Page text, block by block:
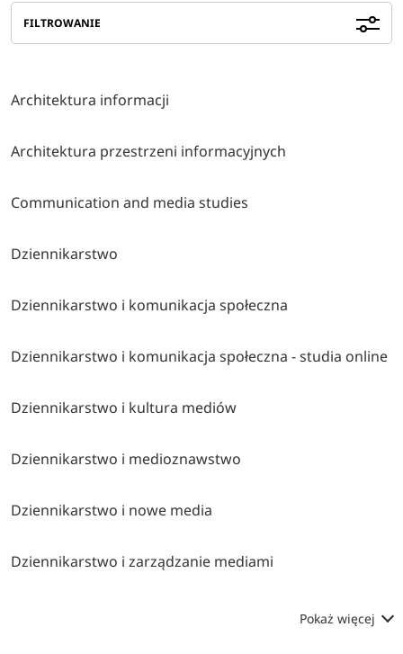
FILTROWANIE
Architektura informacji
Architektura przestrzeni informacyjnych
Communication and media studies
Dziennikarstwo
Dziennikarstwo i komunikacja społeczna
Dziennikarstwo i komunikacja społeczna - studia online
Dziennikarstwo i kultura mediów
Dziennikarstwo i medioznawstwo
Dziennikarstwo i nowe media
Dziennikarstwo i zarządzanie mediami
Pokaż więcej